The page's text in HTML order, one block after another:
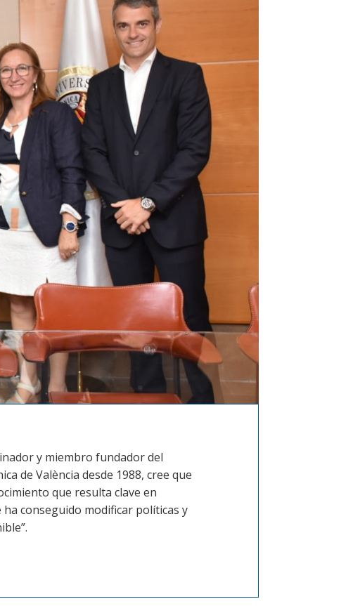
y miembro fundador del
de València desde 1988, cree que
que resulta clave en
conseguido modificar políticas y